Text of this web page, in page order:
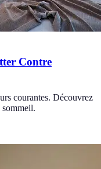
Contre
courantes. Découvrez